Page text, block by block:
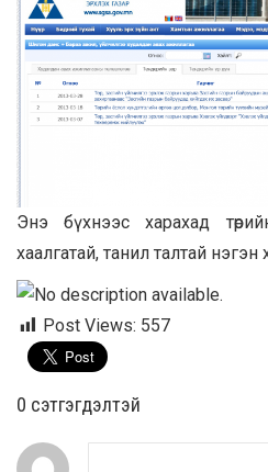
Энэ бүхнээс харахад
хаалгатай, танил талтай
Post Views: 557
0 cэтгэгдэлтэй